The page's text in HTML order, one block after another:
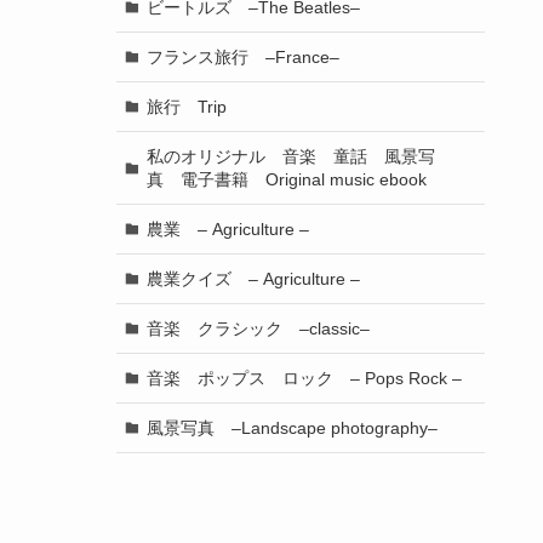
ビートルズ –The Beatles–
フランス旅行 –France–
旅行 Trip
私のオリジナル 音楽 童話 風景写
真 電子書籍 Original music ebook
農業 – Agriculture –
農業クイズ – Agriculture –
音楽 クラシック –classic–
音楽 ポップス ロック – Pops Rock –
風景写真 –Landscape photography–